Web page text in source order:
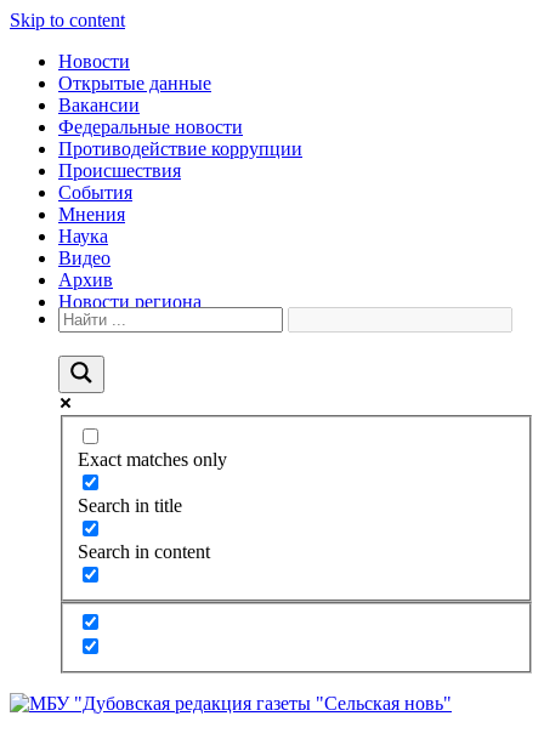
Skip to content
Новости
Открытые данные
Вакансии
Федеральные новости
Противодействие коррупции
Происшествия
События
Мнения
Наука
Видео
Архив
Новости региона
Exact matches only
Search in title
Search in content